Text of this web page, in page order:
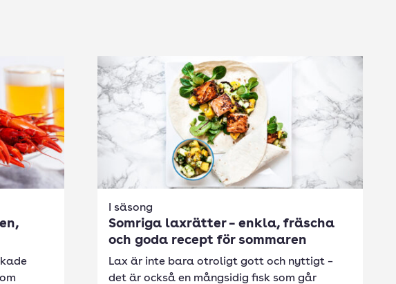
I säsong
Somriga laxrätter – enkla, fräscha
och goda recept för sommaren
Lax är inte bara otroligt gott och nyttigt –
det är också en mångsidig fisk som går